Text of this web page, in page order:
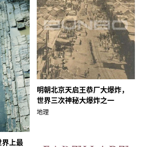
明朝北京天启王恭厂大爆炸，
世界三次神秘大爆炸之一
地理
界上最